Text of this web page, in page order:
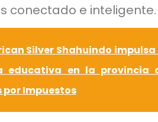
conectado e inteligente.
Silver Shahuindo impulsa
educativa en la provincia
Impuestos